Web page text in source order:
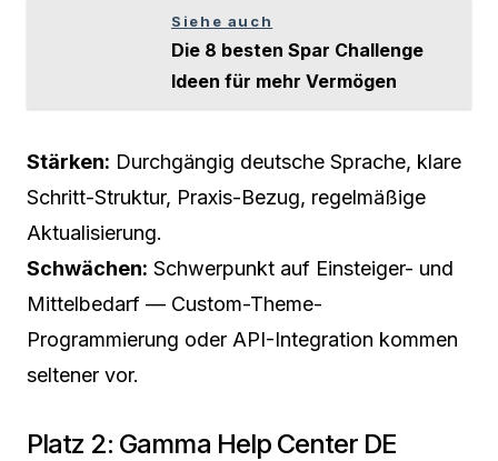
Siehe auch
Die 8 besten Spar Challenge
Ideen für mehr Vermögen
Stärken: Durchgängig deutsche Sprache, klare
Schritt-Struktur, Praxis-Bezug, regelmäßige
Aktualisierung.
Schwächen: Schwerpunkt auf Einsteiger- und
Mittelbedarf — Custom-Theme-
Programmierung oder API-Integration kommen
seltener vor.
Platz 2: Gamma Help Center DE